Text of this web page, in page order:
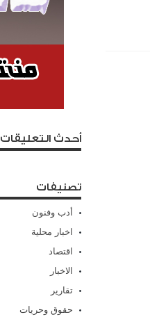
أحدث التعليقات
تصنيفات
أدب وفنون
اخبار محلية
اقتصاد
الاخبار
تقارير
حقوق وحريات